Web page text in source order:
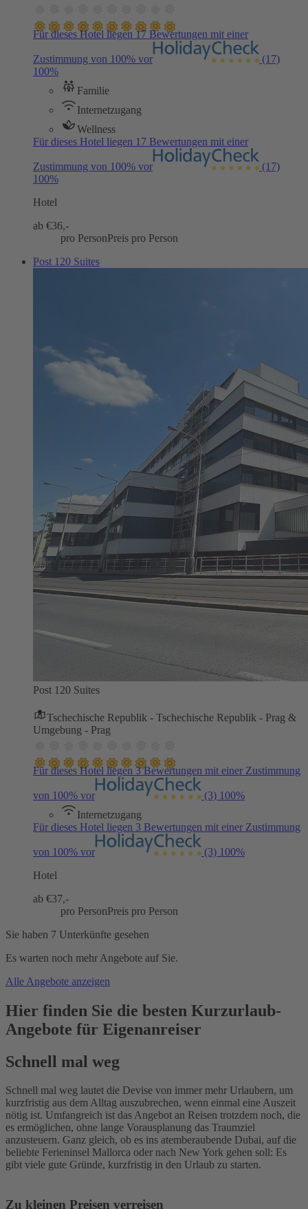
Für dieses Hotel liegen 17 Bewertungen mit einer
Zustimmung von 100% vor
(17)
100%
Familie
Internetzugang
Wellness
Für dieses Hotel liegen 17 Bewertungen mit einer
Zustimmung von 100% vor
(17)
100%
Hotel
ab €36,-
pro PersonPreis pro Person
Post 120 Suites
Post 120 Suites
Tschechische Republik - Tschechische Republik - Prag &
Umgebung - Prag
Für dieses Hotel liegen 3 Bewertungen mit einer Zustimmung
von 100% vor (3) 100%
Internetzugang
Für dieses Hotel liegen 3 Bewertungen mit einer Zustimmung
von 100% vor (3) 100%
Hotel
ab €37,-
pro PersonPreis pro Person
Sie haben 7 Unterkünfte gesehen
Es warten noch mehr Angebote auf Sie.
Alle Angebote anzeigen
Hier finden Sie die besten Kurzurlaub-
Angebote für Eigenanreiser
Schnell mal weg
Schnell mal weg lautet die Devise von immer mehr Urlaubern, um
kurzfristig aus dem Alltag auszubrechen, wenn einmal eine Auszeit
nötig ist. Umfangreich ist das Angebot an Reisen trotzdem noch, die
es ermöglichen, ohne lange Vorausplanung das Traumziel
anzusteuern. Ganz gleich, ob es ins atemberaubende Dubai, auf die
beliebte Ferieninsel Mallorca oder nach New York gehen soll: Es
gibt viele gute Gründe, kurzfristig in den Urlaub zu starten.
Zu kleinen Preisen verreisen